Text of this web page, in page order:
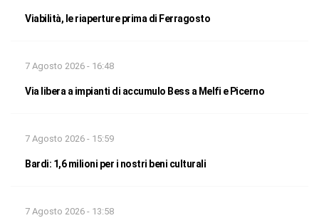
Viabilità, le riaperture prima di Ferragosto
7 Agosto 2026 - 16:48
Via libera a impianti di accumulo Bess a Melfi e Picerno
7 Agosto 2026 - 15:59
Bardi: 1,6 milioni per i nostri beni culturali
7 Agosto 2026 - 13:58